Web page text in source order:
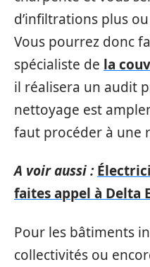
d’infiltrations plus
Vous pourrez donc
spécialiste de la
il réalisera un audit
nettoyage est
faut procéder à une
A voir aussi :
faites appel à Delta
Pour les bâtiments
collectivités ou